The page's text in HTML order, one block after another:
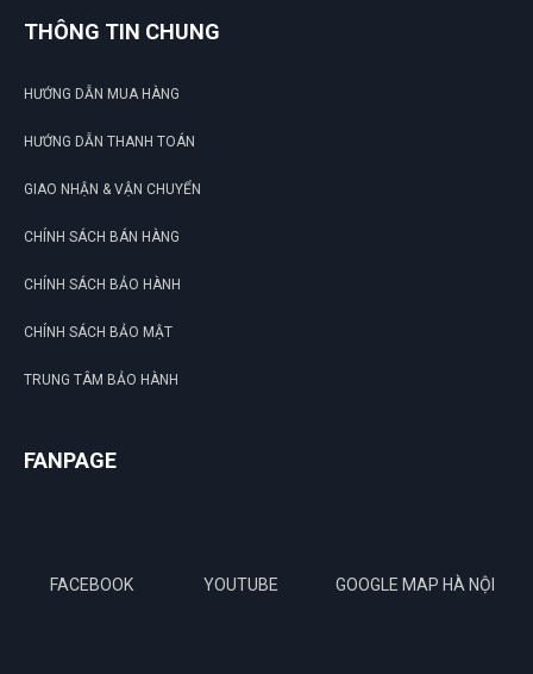
THÔNG TIN CHUNG
HƯỚNG DẪN MUA HÀNG
HƯỚNG DẪN THANH TOÁN
GIAO NHẬN & VẬN CHUYỂN
CHÍNH SÁCH BÁN HÀNG
CHÍNH SÁCH BẢO HÀNH
CHÍNH SÁCH BẢO MẬT
TRUNG TÂM BẢO HÀNH
FANPAGE
FACEBOOK YOUTUBE GOOGLE MAP HÀ NỘI